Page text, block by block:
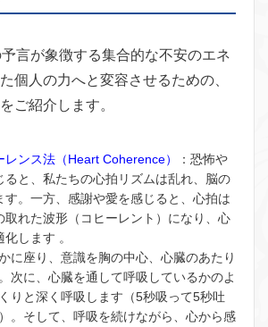
言が象徴する集合的な不安のエネ
個人の力へと変容させるための、
ご紹介します。
ンス法（Heart Coherence）
：恐怖や
ると、私たちの心拍リズムは乱れ、脳の
す。一方、感謝や愛を感じると、心拍は
取れた波形（コヒーレント）になり、心
します 。
かに座り、意識を胸の中心、心臓のあたり
次に、心臓を通して呼吸しているかのよ
りと深く呼吸します（5秒吸って5秒吐
。そして、呼吸を続けながら、心から感